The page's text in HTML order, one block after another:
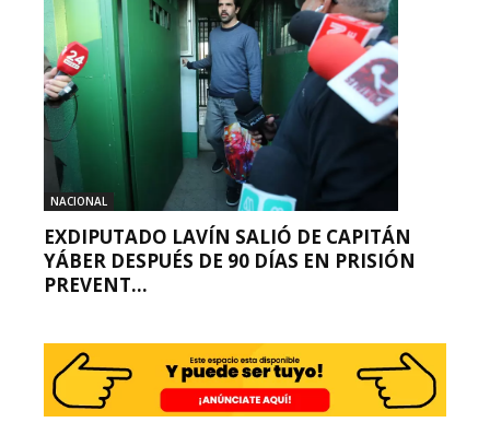
NACIONAL
EXDIPUTADO LAVÍN SALIÓ DE CAPITÁN
YÁBER DESPUÉS DE 90 DÍAS EN PRISIÓN
PREVENT...